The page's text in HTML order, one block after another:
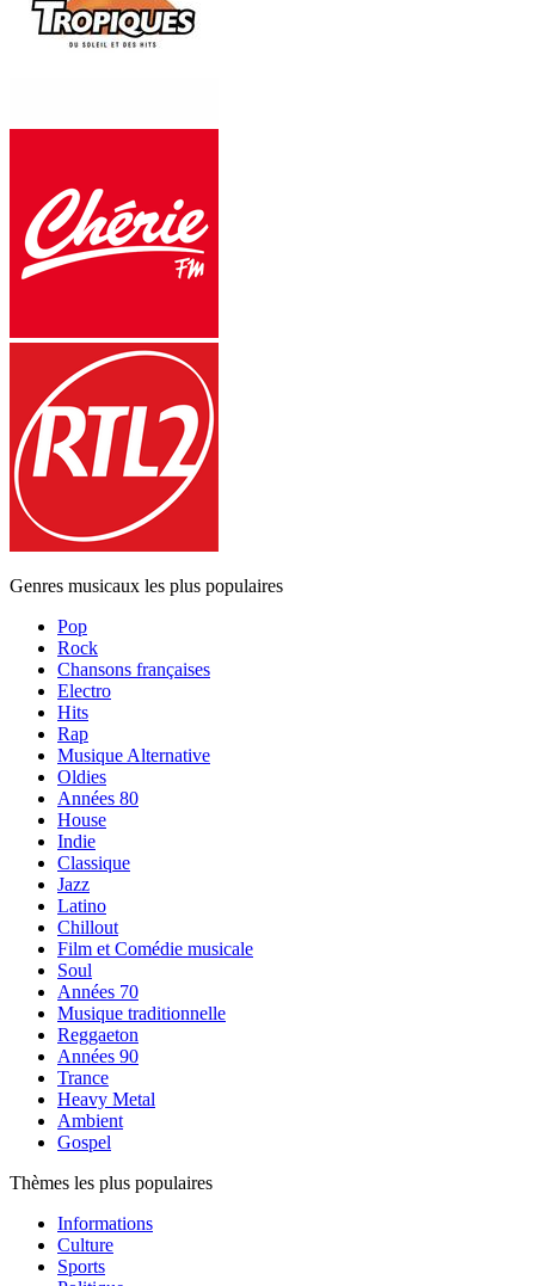
Genres musicaux les plus populaires
Pop
Rock
Chansons françaises
Electro
Hits
Rap
Musique Alternative
Oldies
Années 80
House
Indie
Classique
Jazz
Latino
Chillout
Film et Comédie musicale
Soul
Années 70
Musique traditionnelle
Reggaeton
Années 90
Trance
Heavy Metal
Ambient
Gospel
Thèmes les plus populaires
Informations
Culture
Sports